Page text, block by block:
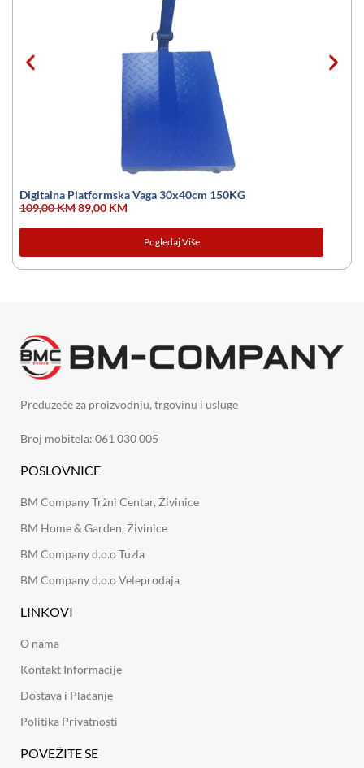
Digitalna Platformska Vaga 30x40cm 150KG
109,00KM89,00 KM
Pogledaj Više
Preduzeće za proizvodnju, trgovinu i usluge
Broj mobitela: 061 030 005
POSLOVNICE
BM Company Tržni Centar, Živinice
BM Home & Garden, Živinice
BM Company d.o.o Tuzla
BM Company d.o.o Veleprodaja
LINKOVI
O nama
Kontakt Informacije
Dostava i Plaćanje
Politika Privatnosti
POVEŽITE SE